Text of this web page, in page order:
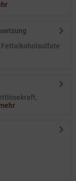
Fettalkoholsulfate